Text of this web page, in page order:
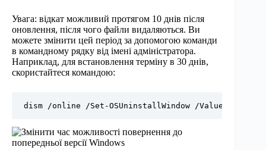
Увага: відкат можливий протягом 10 днів після
оновлення, після чого файли видаляються. Ви
можете змінити цей період за допомогою команди
в командному рядку від імені адміністратора.
Наприклад, для встановлення терміну в 30 днів,
скористайтеся командою:
dism /online /Set-OSUninstallWindow /Value:30